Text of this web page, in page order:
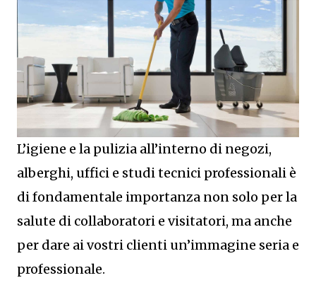
L’igiene e la pulizia all’interno di negozi,
alberghi, uffici e studi tecnici professionali è
di fondamentale importanza non solo per la
salute di collaboratori e visitatori, ma anche
per dare ai vostri clienti un’immagine seria e
professionale.